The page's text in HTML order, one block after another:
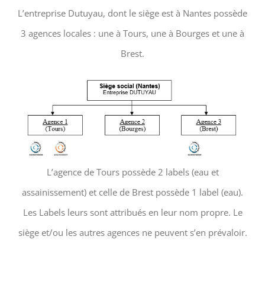
L’entreprise Dutuyau, dont le siège est à Nantes possède
3 agences locales : une à Tours, une à Bourges et une à
Brest.
L’agence de Tours possède 2 labels (eau et
assainissement) et celle de Brest possède 1 label (eau).
Les Labels leurs sont attribués en leur nom propre. Le
siège et/ou les autres agences ne peuvent s’en prévaloir.